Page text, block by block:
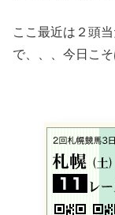
ここ最近は２頭
で、、、今日こそ